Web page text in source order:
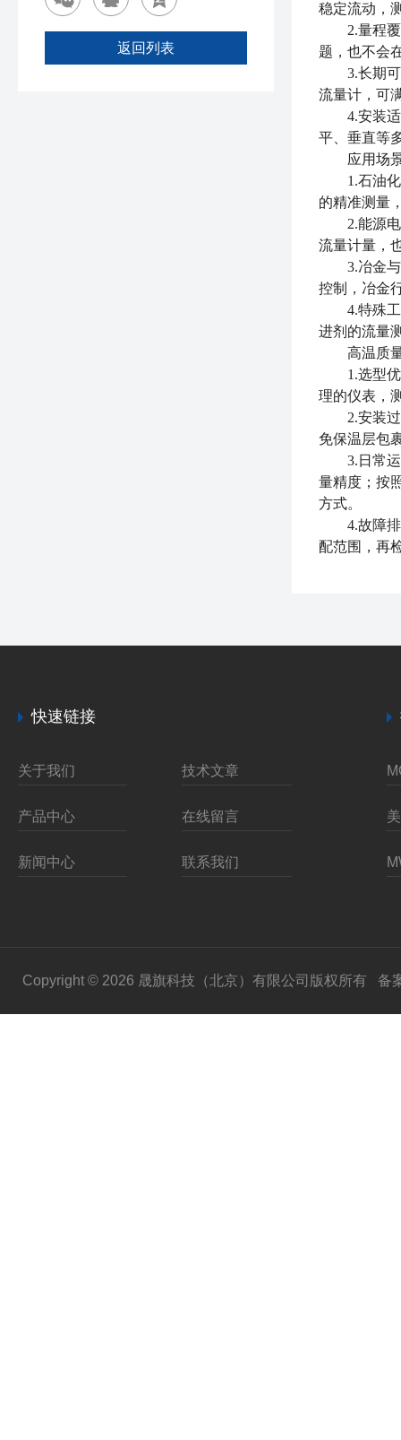
稳定流动，
2.量程覆盖
题，也不会
3.长期可靠
流量计，可
4.安装适配
平、垂直等
应用场
1.石油化工
的精准测量
2.能源电力
流量计量，
3.冶金与
控制，冶金
4.特殊工业
进剂的流量
高温质量
1.选型优先
理的仪表，
2.安装过程
免保温层包
3.日常运维
量精度；按
方式。
4.故障排查
配范围，再
返回列表
快速链接
关于我们 技术文章
产品中心 在线留言
新闻中心 联系我们
Copyright © 2026 晟旗科技（北京）有限公司版权所有 备